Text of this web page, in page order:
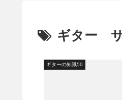
ギター
ギターの知識50